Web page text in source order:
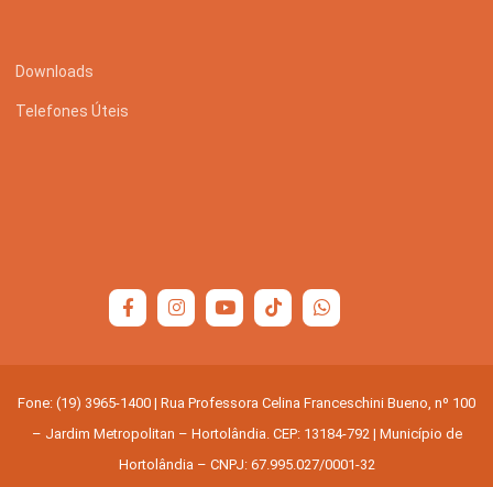
Downloads
Telefones Úteis
Fone: (19) 3965-1400 | Rua Professora Celina Franceschini Bueno, nº 100
– Jardim Metropolitan – Hortolândia. CEP: 13184-792 | Município de
Hortolândia – CNPJ: 67.995.027/0001-32